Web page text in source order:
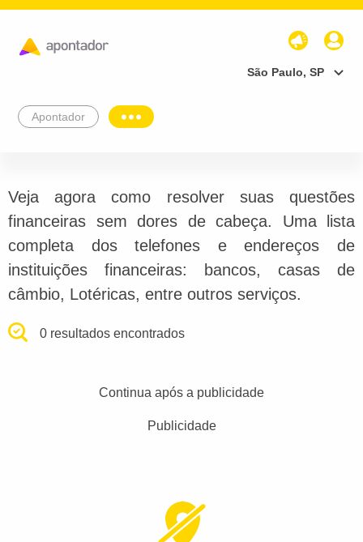
São Paulo, SP
Apontador
Veja agora como resolver suas questões
financeiras sem dores de cabeça. Uma lista
completa dos telefones e endereços de
instituições financeiras: bancos, casas de
câmbio, Lotéricas, entre outros serviços.
0 resultados encontrados
Continua após a publicidade
Publicidade